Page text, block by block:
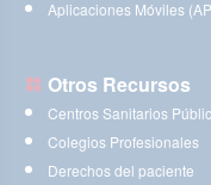
Aplicaciones Móviles
Otros Recursos
Centros Sanitarios
Colegios Profesionales
Derechos del paciente